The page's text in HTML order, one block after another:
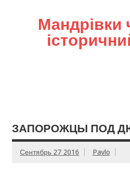
Мандрівки
ЗАПОРОЖЦЫ ПОД
Сентябрь 27 2016 Pavlo